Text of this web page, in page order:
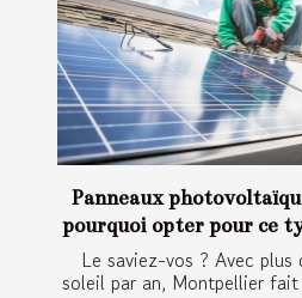
Panneaux
pourquoi opter pour ce
Le saviez-vos ? Avec plus
soleil par an, Montpellier